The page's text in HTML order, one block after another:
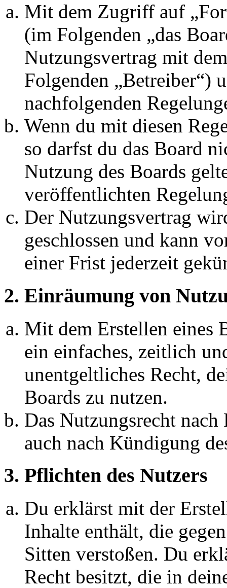
Mit dem Zugriff auf
(im Folgenden „das
Nutzungsvertrag mit
Folgenden „Betreiber“)
nachfolgenden
Wenn du mit diesen
so darfst du das Board
Nutzung des Boards
veröffentlichten
Der Nutzungsvertrag
geschlossen und kann
einer Frist jederzeit
2. Einräumung von
Mit dem Erstellen eines
ein einfaches, zeitlich
unentgeltliches Recht,
Boards zu nutzen.
Das Nutzungsrecht
auch nach Kündigung
3. Pflichten des Nutzers
Du erklärst mit der
Inhalte enthält, die
Sitten verstoßen. Du
Recht besitzt, die in